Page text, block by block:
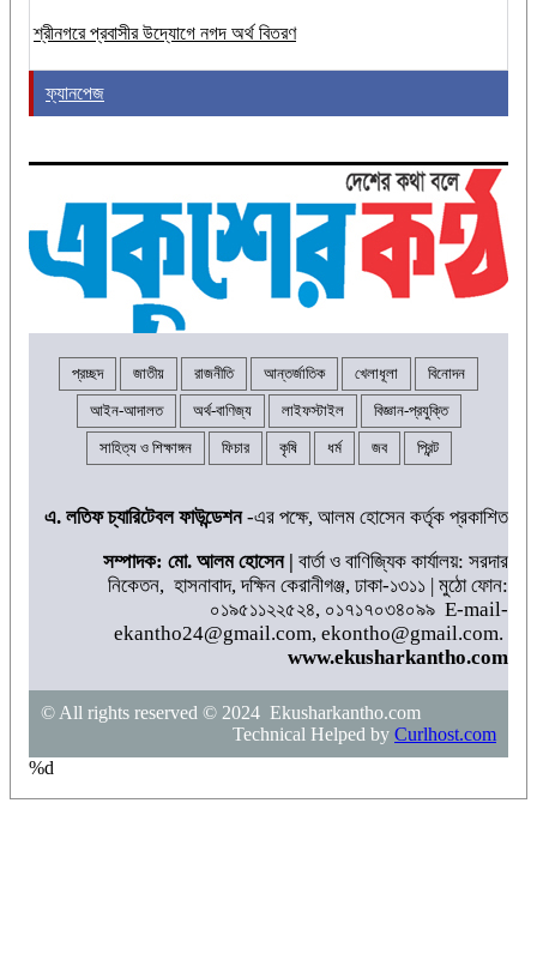
শ্রীনগরে প্রবাসীর উদ্যোগে নগদ অর্থ বিতরণ
ফ্যানপেজ
প্রচ্ছদ জাতীয় রাজনীতি আন্তর্জাতিক খেলাধূলা বিনোদন
আইন-আদালত অর্থ-বাণিজ্য লাইফস্টাইল বিজ্ঞান-প্রযুক্তি
সাহিত্য ও শিক্ষাঙ্গন ফিচার কৃষি ধর্ম জব প্রিন্ট
এ. লতিফ চ্যারিটেবল ফাউন্ডেশন-এর পক্ষে, আলম হোসেন কর্তৃক প্রকাশিত
সম্পাদক: মো. আলম হোসেন | বার্তা ও বাণিজ্যিক কার্যালয়: সরদার
নিকেতন, হাসনাবাদ, দক্ষিন কেরানীগঞ্জ, ঢাকা-১৩১১ | মুঠো ফোন:
০১৯৫১১২২৫২৪, ০১৭১৭০৩৪০৯৯ E-mail-
ekantho24@gmail.com, ekontho@gmail.com.
www.ekusharkantho.com
© All rights reserved © 2024 Ekusharkantho.com
Technical Helped by Curlhost.com
%d